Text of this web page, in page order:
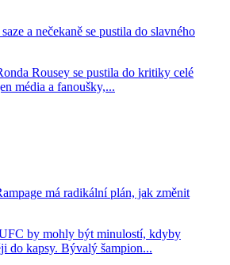
a nečekaně se pustila do slavného
Rousey se pustila do kritiky celé
média a fanoušky,...
má radikální plán, jak změnit
by mohly být minulostí, kdyby
do kapsy. Bývalý šampion...